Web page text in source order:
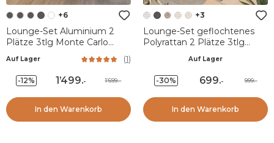
+6
Lounge-Set Aluminium 2
Plätze 3tlg Monte Carlo
Auf Lager (1)
-12% 1’499.- 1’699.-
In den Warenkorb
+3
Lounge-Set geflochtenes
Polyrattan 2 Plätze 3tlg
Auf Lager
-30% 699.- 999.-
In den Warenkorb